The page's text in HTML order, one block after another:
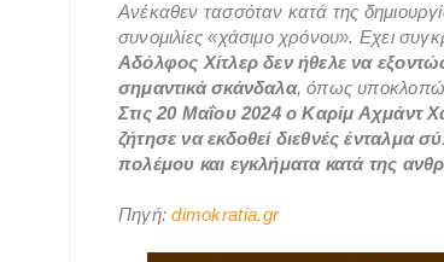
Ανέκαθεν τασσόταν κατά της
συνομιλίες «χάσιμο χρόνου». Εχει
Αδόλφος Χίτλερ δεν ήθελε να
σημαντικά σκάνδαλα, όπως
Στις 20 Μαΐου 2024 ο Καρίμ Αχμάντ
ζήτησε να εκδοθεί διεθνές ένταλμα
πολέμου και εγκλήματα κατά της
Πηγή:dimokratia.gr